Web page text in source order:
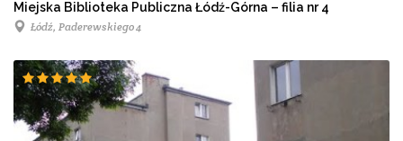
Miejska Biblioteka Publiczna Łódź-Górna – filia nr 4
Łódź, Paderewskiego 4